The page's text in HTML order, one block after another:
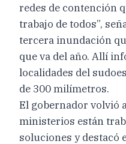
redes de contención
trabajo de todos”,
tercera inundación
que va del año. Allí
localidades del
de 300 milímetros.
El gobernador volvió
ministerios están
soluciones y destacó